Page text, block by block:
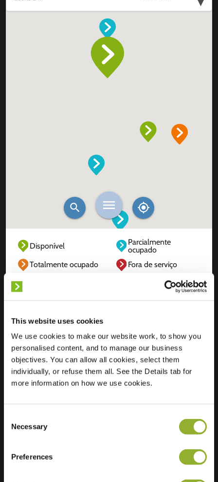
This website uses cookies
We use cookies to make our website work, to show you
personalised content, and to manage our business
objectives. You can allow all cookies, select them
individually, or refuse them all. See the Details tab for
more information on how we use cookies.
Selection
Necessary
Preferences
Disponível
Parcialmente
ocupado
Totalmente ocupado
Fora de serviço
Localização
Vliegenzwam 79
7324 CA Apeldoorn
Países Baixos